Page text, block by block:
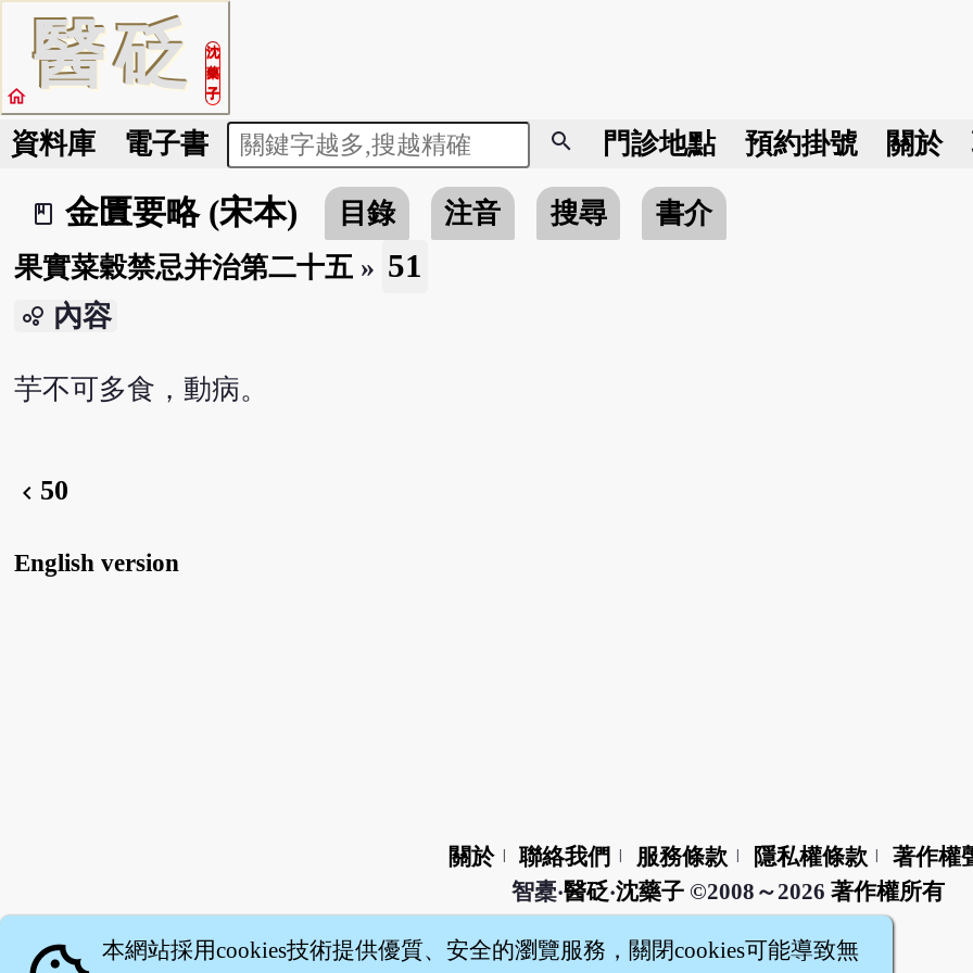
醫砭
沈
藥
子
home
資料庫 電子書 search 門診地點 預約掛號 關於
book_2
金匱要略 (宋本) 目錄 注音 搜尋
書介
果實菜穀禁忌并治第二十五» 51
bubble_chart 內容
芋不可多食，動病。
chevron_left 50
English version
關於 聯絡我們 服務條款 隱私權條款
著作權
智橐‧醫砭‧沈藥子©2008～2026 著作權所有
本網站採用cookies技術提供優質、安全的瀏覽服務，關閉cookies可能導致無